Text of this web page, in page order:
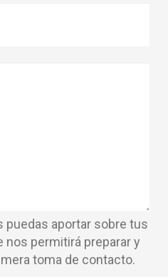
puedas aportar sobre tus
permitirá preparar y
toma de contacto.